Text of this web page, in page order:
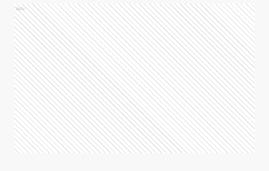
Ads